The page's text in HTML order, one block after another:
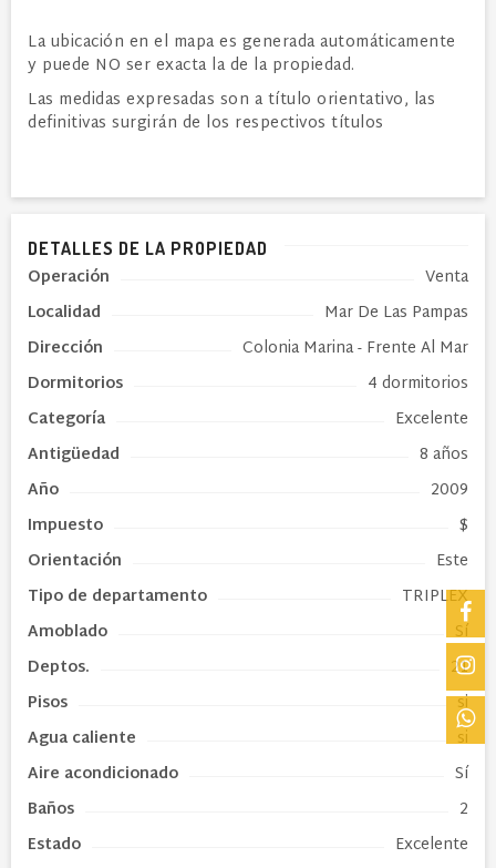
La ubicación en el mapa es generada automáticamente
y puede NO ser exacta la de la propiedad.
Las medidas expresadas son a título orientativo, las
definitivas surgirán de los respectivos títulos
DETALLES DE LA PROPIEDAD
Operación
Venta
Localidad
Mar De Las Pampas
Dirección
Colonia Marina - Frente Al Mar
Dormitorios
4 dormitorios
Categoría
Excelente
Antigüedad
8 años
Año
2009
Impuesto
$
Orientación
Este
Tipo de departamento
TRIPLEX
Amoblado
Sí
Deptos.
21
Pisos
si
Agua caliente
si
Aire acondicionado
Sí
Baños
2
Estado
Excelente